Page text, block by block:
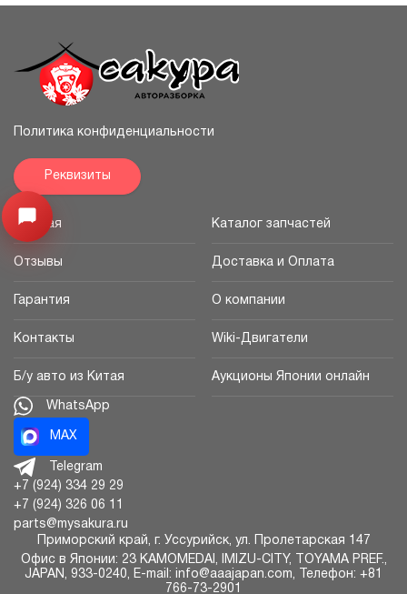
Узнайте цену запчасти ->
Открыть меню
Политика конфиденциальности
Реквизиты
Главная Каталог запчастей
Отзывы Доставка и Оплата
Гарантия О компании
Контакты Wiki-Двигатели
Б/у авто из Китая Аукционы Японии онлайн
WhatsApp
MAX
Telegram
+7 (924) 334 29 29
+7 (924) 326 06 11
parts@mysakura.ru
Приморский край, г. Уссурийск, ул. Пролетарская 147
Офис в Японии: 23 KAMOMEDAI, IMIZU-CITY, TOYAMA PREF.,
JAPAN, 933-0240, E-mail: info@aaajapan.com, Телефон: +81
766-73-2901